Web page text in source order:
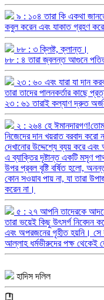
৯ : ১০৪ তারা কি একথা
কবুল করেন এবং যাকাত গ্রহণ
৮৮ : ৩ ক্লিষ্ট, ক্লান্ত।
৮৮ : ৪ তারা জ্বলন্ত আগুনে
২৩ : ৬০ এবং যারা যা দান
তারা তাদের পালনকর্তার কাছে
২৩ : ৬১ তারাই কল্যাণ দ্রুত
২ : ২৬৪ হে
নিজেদের দান খয়রাত বরবাদ
দেখানোর উদ্দেশ্যে ব্যয় করে
এ ব্যাক্তির দৃষ্টান্ত একটি মসৃণ
উপর প্রবল বৃষ্টি বর্ষিত হলো,
কোন সওয়াব পায় না, যা তারা
করেন না।
৫ : ২৭ আপনি তাদেরকে
তারা ভয়েই কিছু উৎসর্গ নিবেদন
এবং অপরজনের গৃহীত হয়নি। সে
আল্লাহ ধর্মভীরুদের পক্ষ থেকেই
হাদিস দলিল